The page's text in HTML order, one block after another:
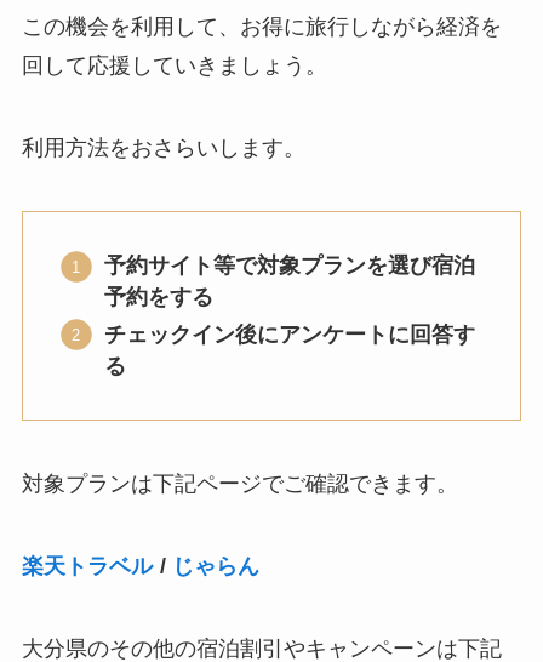
この機会を利用して、お得に旅行しながら経済を
回して応援していきましょう。
利用方法をおさらいします。
予約サイト等で対象プランを選び宿泊
予約をする
チェックイン後にアンケートに回答す
る
対象プランは下記ページでご確認できます。
楽天トラベル/ じゃらん
大分県のその他の宿泊割引やキャンペーンは下記